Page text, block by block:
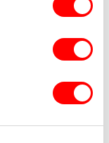
Helvetia